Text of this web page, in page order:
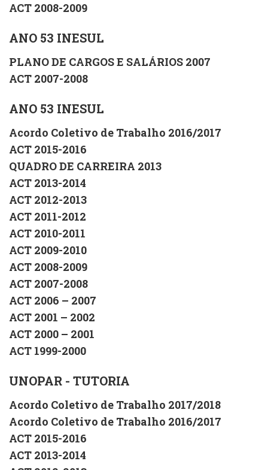
ACT 2008-2009
ANO 53 INESUL
PLANO DE CARGOS E SALÁRIOS 2007
ACT 2007-2008
ANO 53 INESUL
Acordo Coletivo de Trabalho 2016/2017
ACT 2015-2016
QUADRO DE CARREIRA 2013
ACT 2013-2014
ACT 2012-2013
ACT 2011-2012
ACT 2010-2011
ACT 2009-2010
ACT 2008-2009
ACT 2007-2008
ACT 2006 – 2007
ACT 2001 – 2002
ACT 2000 – 2001
ACT 1999-2000
UNOPAR - TUTORIA
Acordo Coletivo de Trabalho 2017/2018
Acordo Coletivo de Trabalho 2016/2017
ACT 2015-2016
ACT 2013-2014